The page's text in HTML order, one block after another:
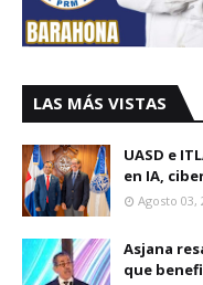
LAS MÁS VISTAS
UASD e
en IA,
Agosto 03,
Asjana
que